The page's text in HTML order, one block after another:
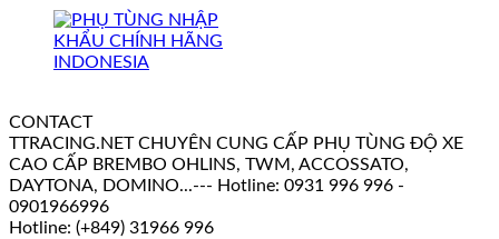
CONTACT
TTRACING.NET CHUYÊN CUNG CẤP PHỤ TÙNG ĐỘ XE
CAO CẤP BREMBO OHLINS, TWM, ACCOSSATO,
DAYTONA, DOMINO...--- Hotline: 0931 996 996 -
0901966996
Hotline: (+849) 31966 996